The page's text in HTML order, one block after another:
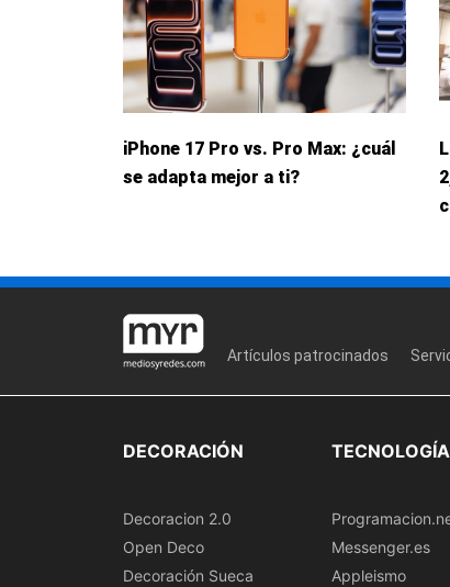
iPhone 17 Pro vs. Pro Max: ¿cuál
se adapta mejor a ti?
Artículos patrocinados
DECORACIÓN
Decoracion 2.0
Open Deco
Decoración Sueca
TECNOLOGÍA
Messenger.es
Appleismo